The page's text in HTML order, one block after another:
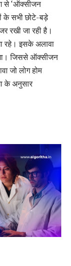
से ‘ऑक्सीजन
के सभी छोटे-बड़े
रखी जा रही है।
रहे। इसके अलावा
जिससे ऑक्सीजन
जो लोग होम
के अनुसार